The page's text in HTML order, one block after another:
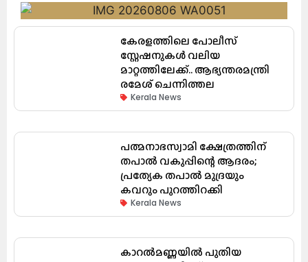
കേരളത്തിലെ പോലീസ്
സ്റ്റേഷനുകൾ വലിയ
മാറ്റത്തിലേക്ക്.. ആഭ്യന്തരമന്ത്രി
രമേശ് ചെന്നിത്തല
Kerala News
പത്മനാഭസ്വാമി ക്ഷേത്രത്തിന്
തപാൽ വകുപ്പിന്റെ ആദരം;
പ്രത്യേക തപാൽ മുദ്രയും
കവറും പുറത്തിറക്കി
Kerala News
കാറൽമണ്ണയിൽ പുതിയ